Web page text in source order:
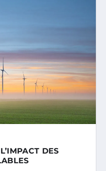
DES